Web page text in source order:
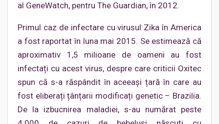
al GeneWatch, pentru The Guardian, în 2012.
Primul caz de infectare cu virusul Zika în America
a fost raportat în luna mai 2015. Se estimează că
aproximativ 1,5 milioane de oameni au fost
infectați cu acest virus, despre care criticii Oxitec
spun că s-a răspândit în aceeași țară în care au
fost eliberați țânțarii modificați genetic – Brazilia.
De la izbucnirea maladiei, s-au numărat peste